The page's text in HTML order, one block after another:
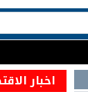
اخبار